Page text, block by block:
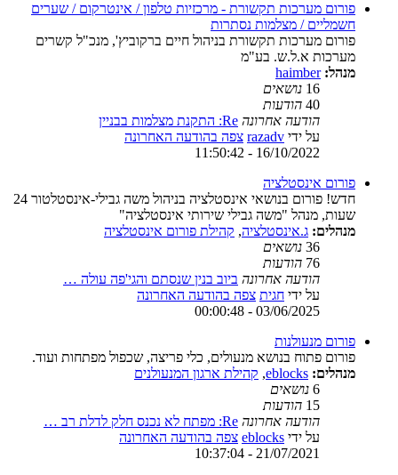
פורום מערכות תקשורת - מרכזיות טלפון / אינטרקום / שערים
חשמליים / מצלמות נסתרות
פורום מערכות תקשורת בניהול חיים ברקוביץ', מנכ"ל קשרים
מערכות א.ל.ש. בע"מ
מנהל: haimber
16 נושאים
40 הודעות
הודעה אחרונה Re: התקנת מצלמות בבניין
על ידי razadv צפה בהודעה האחרונה
16/10/2022 - 11:50:42
פורום אינסטלציה
חדש! פורום בנושאי אינסטלציה בניהול משה גבילי-אינסטלטור 24
שעות, מנהל "משה גבילי שירותי אינסטלציה"
מנהלים: ג.אינסטלציה, קהילת פורום אינסטלציה
36 נושאים
76 הודעות
הודעה אחרונה ביוב בנין שנסתם והגי'פה עולה …
על ידי חגית צפה בהודעה האחרונה
03/06/2025 - 00:00:48
פורום מנעולנות
פורום פתוח בנושא מנעולים, כלי פריצה, שכפול מפתחות ועוד.
מנהלים: eblocks
, קהילת ארגון המנעולנים
6 נושאים
15 הודעות
הודעה אחרונה Re: מפתח לא נכנס חלק לדלת רב …
על ידי eblocks צפה בהודעה האחרונה
21/07/2021 - 10:37:04